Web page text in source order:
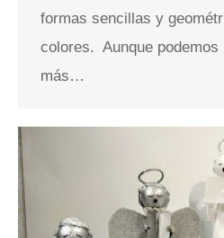
formas sencillas y
colores. Aunque
más…